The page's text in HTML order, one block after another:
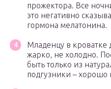
прожектора. Все
это негативно
гормона мелатонина.
Младенцу в кроватке
жарко, не холодно.
быть только из
подгузники – хорошо